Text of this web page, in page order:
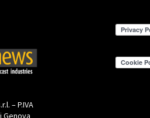
– P.IVA
Genova